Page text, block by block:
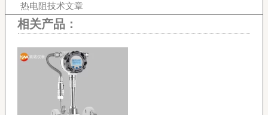
热电阻技术文章
相关产品：